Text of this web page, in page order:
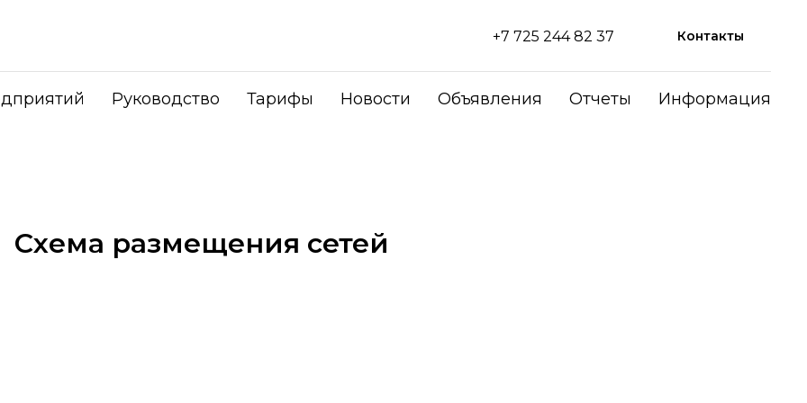
+7 725 244 82 37 Контакты
Руководство Тарифы Новости Объявления Отчеты Информация
Схема размещения сетей